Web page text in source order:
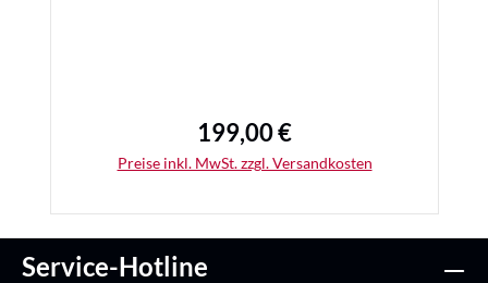
Regulärer Preis:
199,00 €
Preise inkl. MwSt. zzgl. Versandkosten
Service-Hotline